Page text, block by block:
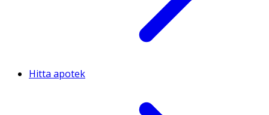
Hitta apotek